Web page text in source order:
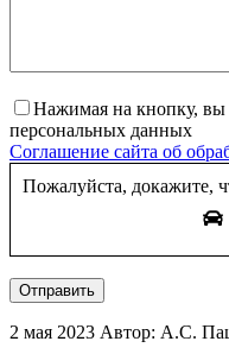
Нажимая на кнопку, вы
персональных данных
Соглашение сайта об
Пожалуйста, докажите,
Отправить
2 мая 2023 Автор: А.С.